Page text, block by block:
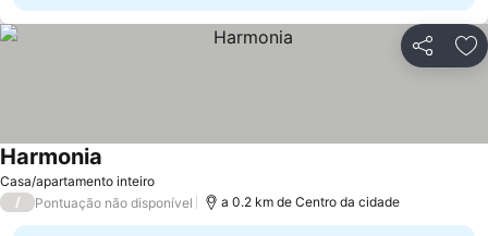
Partilhar
Casa/apartamento inteiro
Harmonia
/ Pontuação não disponível a 0.2 km de Centro da cidade